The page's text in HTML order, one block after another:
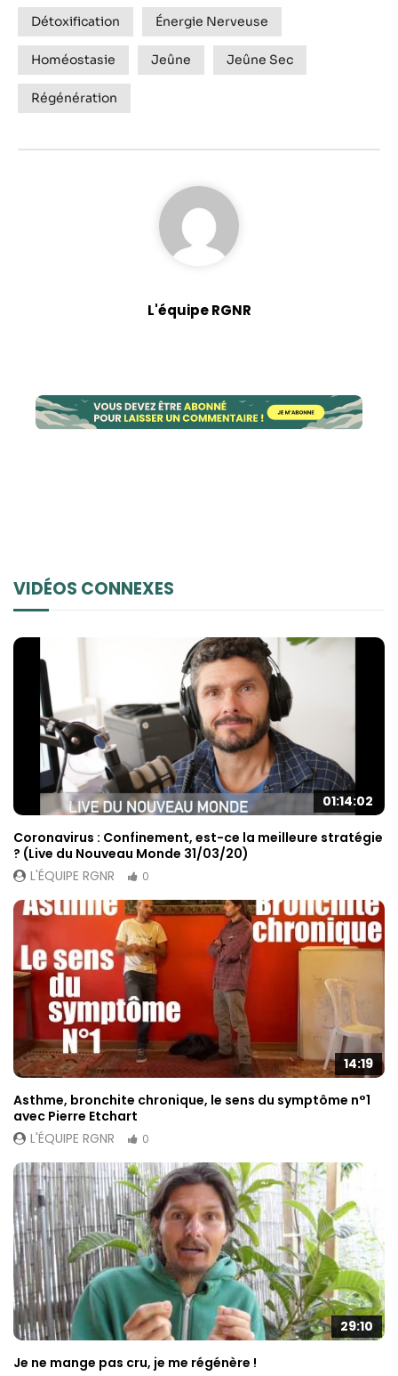
Détoxification Énergie Nerveuse
Homéostasie Jeûne Jeûne Sec
Régénération
L'équipe RGNR
VIDÉOS CONNEXES
01:14:02
Coronavirus : Confinement, est-ce la meilleure stratégie
? (Live du Nouveau Monde 31/03/20)
L'ÉQUIPE RGNR
0
14:19
Asthme, bronchite chronique, le sens du symptôme n°1
avec Pierre Etchart
L'ÉQUIPE RGNR
0
29:10
Je ne mange pas cru, je me régénère !